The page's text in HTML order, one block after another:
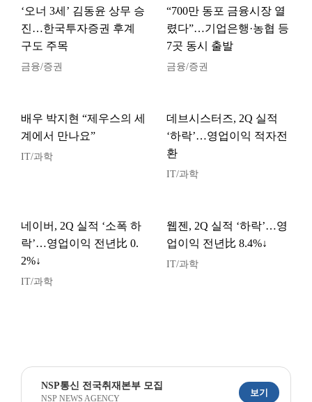
‘오너 3세’ 김동윤 상무 승
진…한국투자증권 후계
구도 주목
금융/증권
“700만 동포 금융시장 열
렸다”…기업은행·농협 등
7곳 동시 출발
금융/증권
배우 박지현 “제우스의 세
계에서 만나요”
IT/과학
데브시스터즈, 2Q 실적
‘하락’…영업이익 적자전
환
IT/과학
네이버, 2Q 실적 ‘소폭 하
락’…영업이익 전년比 0.
2%↓
IT/과학
웹젠, 2Q 실적 ‘하락’…영
업이익 전년比 8.4%↓
IT/과학
NSP통신 전국취재본부 모집
NSP NEWS AGENCY
보기